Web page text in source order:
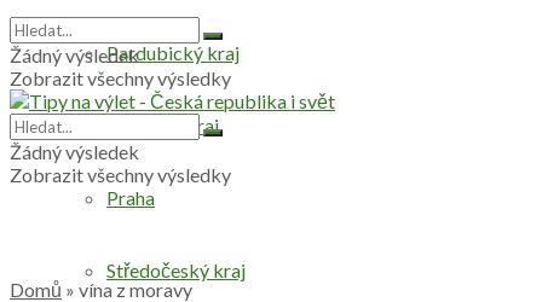
Pardubický kraj
Plzeňský kraj
Praha
Středočeský kraj
Žádný výsledek
Zobrazit všechny výsledky
Žádný výsledek
Zobrazit všechny výsledky
Domů » vína z moravy